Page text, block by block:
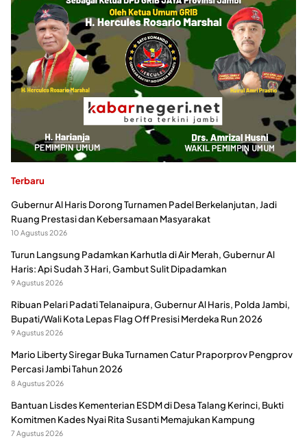
Terbaru
Gubernur Al Haris Dorong Turnamen Padel Berkelanjutan, Jadi
Ruang Prestasi dan Kebersamaan Masyarakat
10 Agustus 2026
Turun Langsung Padamkan Karhutla di Air Merah, Gubernur Al
Haris: Api Sudah 3 Hari, Gambut Sulit Dipadamkan
9 Agustus 2026
Ribuan Pelari Padati Telanaipura, Gubernur Al Haris, Polda Jambi,
Bupati/Wali Kota Lepas Flag Off Presisi Merdeka Run 2026
9 Agustus 2026
Mario Liberty Siregar Buka Turnamen Catur Praporprov Pengprov
Percasi Jambi Tahun 2026
8 Agustus 2026
Bantuan Lisdes Kementerian ESDM di Desa Talang Kerinci, Bukti
Komitmen Kades Nyai Rita Susanti Memajukan Kampung
7 Agustus 2026